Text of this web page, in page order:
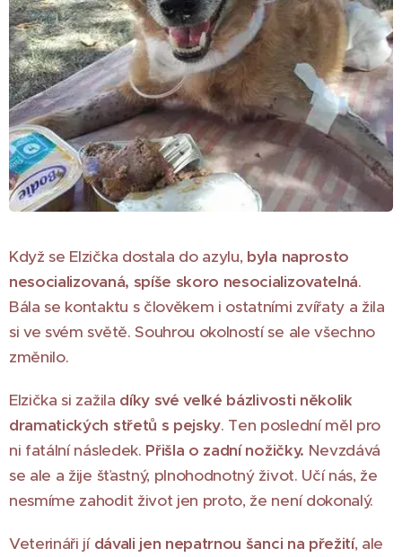
Když se Elzička dostala do azylu, byla naprosto
nesocializovaná, spíše skoro nesocializovatelná.
Bála se kontaktu s člověkem i ostatními zvířaty a žila
si ve svém světě. Souhrou okolností se ale všechno
změnilo.
Elzička si zažila díky své velké bázlivosti několik
dramatických střetů s pejsky. Ten poslední měl pro
ni fatální následek. Přišla o zadní nožičky. Nevzdává
se ale a žije šťastný, plnohodnotný život. Učí nás, že
nesmíme zahodit život jen proto, že není dokonalý.
Veterináři jí dávali jen nepatrnou šanci na přežití, ale